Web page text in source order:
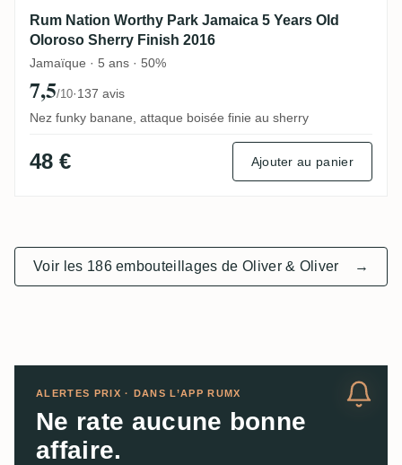
Rum Nation Worthy Park Jamaica 5 Years Old
Oloroso Sherry Finish 2016
Jamaïque · 5 ans · 50%
7,5/10·137 avis
Nez funky banane, attaque boisée finie au sherry
48 € Ajouter au panier
Voir les 186 embouteillages de Oliver & Oliver →
ALERTES PRIX · DANS L’APP RUMX
Ne rate aucune bonne
affaire.